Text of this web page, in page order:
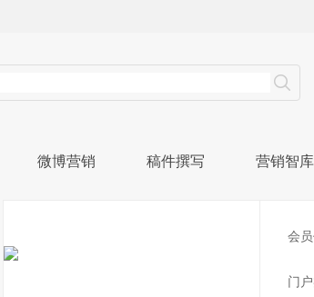
微博营销 稿件撰写 营销智库
会员
门户